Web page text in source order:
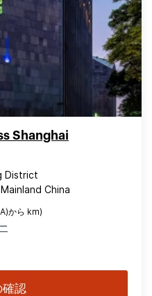
Shanghai
District
China
から km)
認